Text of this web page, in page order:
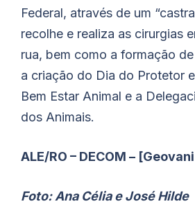
Federal, através de um
recolhe e realiza as cirurgias
rua, bem como a formação
a criação do Dia do Protetor
Bem Estar Animal e a
dos Animais.
ALE/RO – DECOM –
Foto: Ana Célia e José Hilde